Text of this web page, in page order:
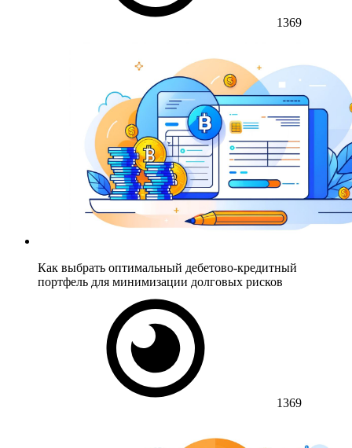
1369
Как выбрать оптимальный дебетово-кредитный
портфель для минимизации долговых рисков
1369